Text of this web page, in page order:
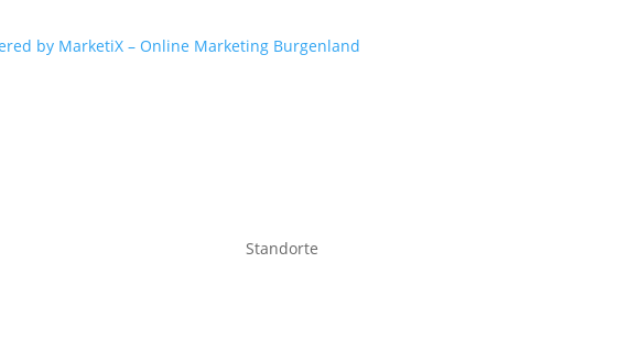
by MarketiX – Online Marketing Burgenland
Standorte